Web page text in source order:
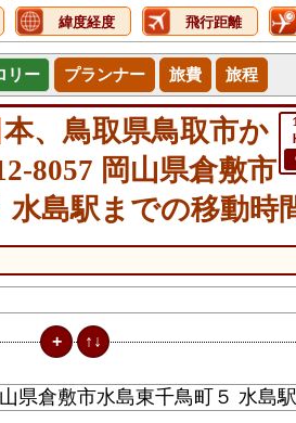
緯度経度 飛行距離
リー プランナー 旅費 旅程
、鳥取県鳥取市か
8057 岡山県倉敷市
水島駅までの移動時